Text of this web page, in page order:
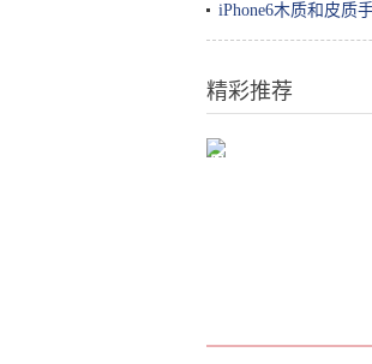
iPhone6木质和皮质
精彩推荐
吴谨言光滑美背全靠2